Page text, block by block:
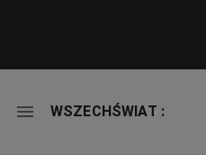
VIEWER
WSZECHŚWIAT :